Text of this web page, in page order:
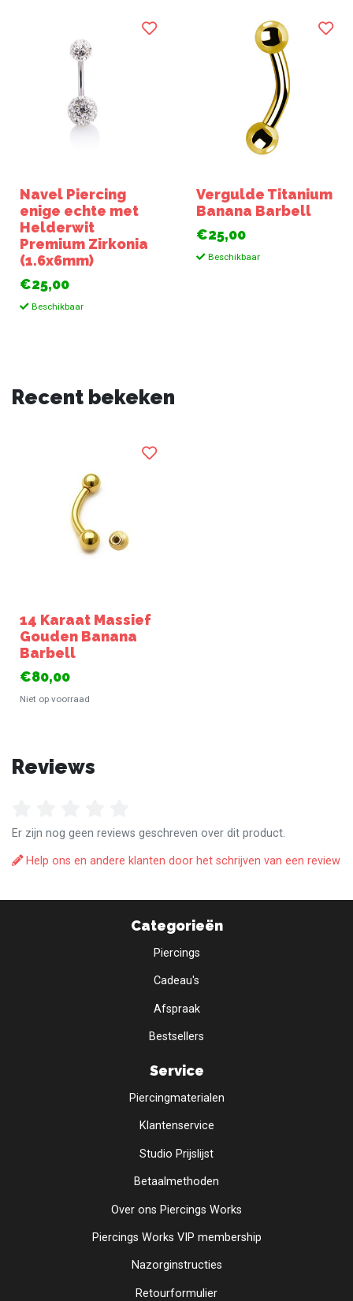
Navel Piercing
enige echte met
Helderwit
Premium Zirkonia
(1.6x6mm)
€25,00
Beschikbaar
Vergulde Titanium
Banana Barbell
€25,00
Beschikbaar
Recent bekeken
14 Karaat Massief
Gouden Banana
Barbell
€80,00
Niet op voorraad
Reviews
Er zijn nog geen reviews geschreven over dit product.
Help ons en andere klanten door het schrijven van een review
Categorieën
Piercings
Cadeau's
Afspraak
Bestsellers
Service
Piercingmaterialen
Klantenservice
Studio Prijslijst
Betaalmethoden
Over ons Piercings Works
Piercings Works VIP membership
Nazorginstructies
Retourformulier